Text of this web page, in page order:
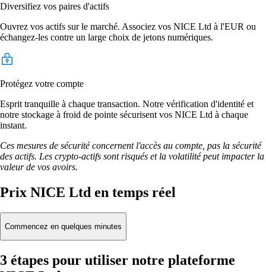
Diversifiez vos paires d'actifs
Ouvrez vos actifs sur le marché. Associez vos NICE Ltd à l'EUR ou
échangez-les contre un large choix de jetons numériques.
Protégez votre compte
Esprit tranquille à chaque transaction. Notre vérification d'identité et
notre stockage à froid de pointe sécurisent vos NICE Ltd à chaque
instant.
Ces mesures de sécurité concernent l'accès au compte, pas la sécurité
des actifs. Les crypto-actifs sont risqués et la volatilité peut impacter la
valeur de vos avoirs.
Prix NICE Ltd en temps réel
Commencez en quelques minutes
3 étapes pour utiliser notre plateforme